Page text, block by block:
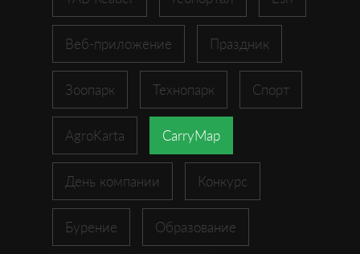
Веб-приложение Праздник
Зоопарк Технопарк Спорт
AgroKarta CarryMap
День компании Конкурс
Бурение Образование